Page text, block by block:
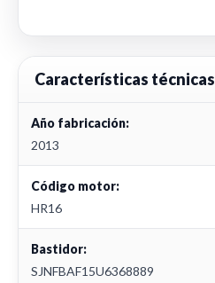
Características
Año fabricación:
2013
Código motor:
HR16
Bastidor:
SJNFBAF15U6368889